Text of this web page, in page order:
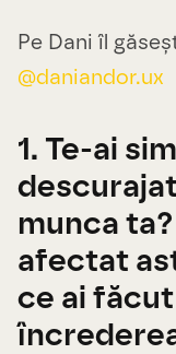
Pe Dani îl
@daniandor.ux
1. Te-ai
munca
afectat
ce ai